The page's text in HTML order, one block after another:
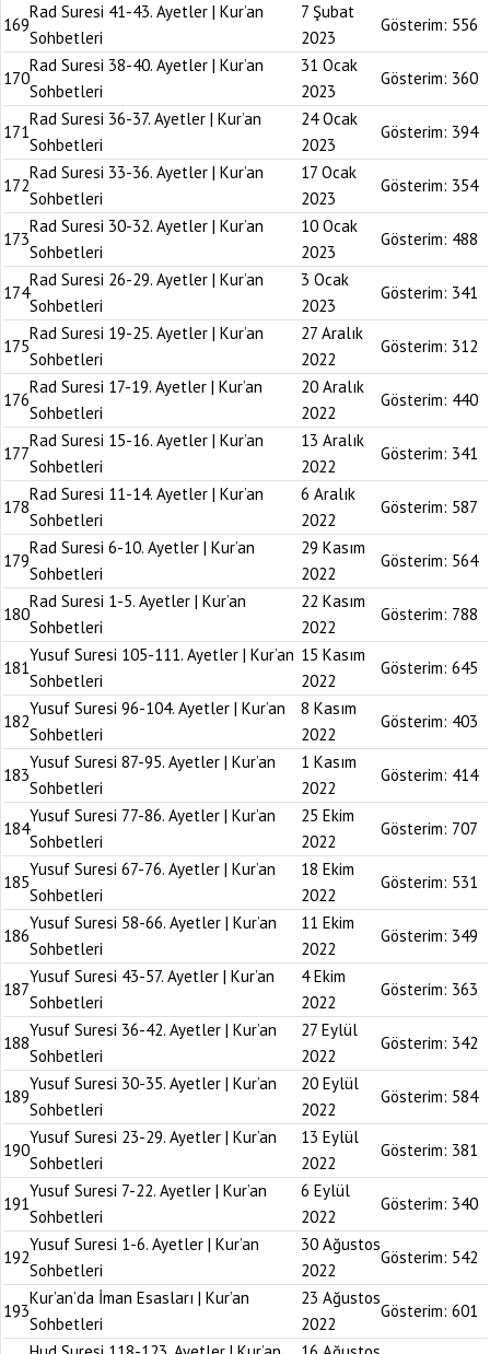
169
Rad Suresi 41-43. Ayetler | Kur’an
Sohbetleri
7 Şubat
2023
Gösterim: 556
170
Rad Suresi 38-40. Ayetler | Kur’an
Sohbetleri
31 Ocak
2023
Gösterim: 360
171
Rad Suresi 36-37. Ayetler | Kur’an
Sohbetleri
24 Ocak
2023
Gösterim: 394
172
Rad Suresi 33-36. Ayetler | Kur’an
Sohbetleri
17 Ocak
2023
Gösterim: 354
173
Rad Suresi 30-32. Ayetler | Kur’an
Sohbetleri
10 Ocak
2023
Gösterim: 488
174
Rad Suresi 26-29. Ayetler | Kur’an
Sohbetleri
3 Ocak
2023
Gösterim: 341
175
Rad Suresi 19-25. Ayetler | Kur’an
Sohbetleri
27 Aralık
2022
Gösterim: 312
176
Rad Suresi 17-19. Ayetler | Kur’an
Sohbetleri
20 Aralık
2022
Gösterim: 440
177
Rad Suresi 15-16. Ayetler | Kur’an
Sohbetleri
13 Aralık
2022
Gösterim: 341
178
Rad Suresi 11-14. Ayetler | Kur’an
Sohbetleri
6 Aralık
2022
Gösterim: 587
179
Rad Suresi 6-10. Ayetler | Kur’an
Sohbetleri
29 Kasım
2022
Gösterim: 564
180
Rad Suresi 1-5. Ayetler | Kur’an
Sohbetleri
22 Kasım
2022
Gösterim: 788
181
Yusuf Suresi 105-111. Ayetler | Kur’an
Sohbetleri
15 Kasım
2022
Gösterim: 645
182
Yusuf Suresi 96-104. Ayetler | Kur’an
Sohbetleri
8 Kasım
2022
Gösterim: 403
183
Yusuf Suresi 87-95. Ayetler | Kur’an
Sohbetleri
1 Kasım
2022
Gösterim: 414
184
Yusuf Suresi 77-86. Ayetler | Kur’an
Sohbetleri
25 Ekim
2022
Gösterim: 707
185
Yusuf Suresi 67-76. Ayetler | Kur’an
Sohbetleri
18 Ekim
2022
Gösterim: 531
186
Yusuf Suresi 58-66. Ayetler | Kur’an
Sohbetleri
11 Ekim
2022
Gösterim: 349
187
Yusuf Suresi 43-57. Ayetler | Kur’an
Sohbetleri
4 Ekim
2022
Gösterim: 363
188
Yusuf Suresi 36-42. Ayetler | Kur’an
Sohbetleri
27 Eylül
2022
Gösterim: 342
189
Yusuf Suresi 30-35. Ayetler | Kur’an
Sohbetleri
20 Eylül
2022
Gösterim: 584
190
Yusuf Suresi 23-29. Ayetler | Kur’an
Sohbetleri
13 Eylül
2022
Gösterim: 381
191
Yusuf Suresi 7-22. Ayetler | Kur’an
Sohbetleri
6 Eylül
2022
Gösterim: 340
192
Yusuf Suresi 1-6. Ayetler | Kur’an
Sohbetleri
30 Ağustos
2022
Gösterim: 542
193
Kur’an’da İman Esasları | Kur’an
Sohbetleri
23 Ağustos
2022
Gösterim: 601